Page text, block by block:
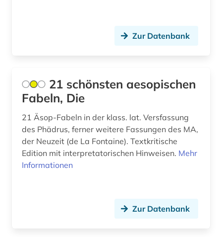
absolvent (1)
abtei cluny (1)
abwanderung (1)
abwasser (8)
Malta (4)
Mittelamerika (65)
Moldawien (17)
Monaco (3)
Niedersachsen (51)
Zur Datenbank
21 schönsten aesopischen
Fabeln, Die
21 Äsop-Fabeln in der klass. lat. Versfassung
des Phädrus, ferner weitere Fassungen des MA,
der Neuzeit (de La Fontaine). Textkritische
Edition mit interpretatorischen Hinweisen. Mehr
Informationen
Zur Datenbank